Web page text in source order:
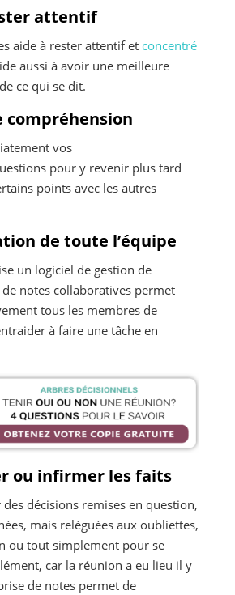
attentif
aide à rester attentif et concentré
aussi à avoir une meilleure
ce qui se dit.
compréhension
vos
pour y revenir plus tard
points avec les autres
de toute l’équipe
un logiciel de gestion de
notes collaboratives permet
tous les membres de
à faire une tâche en
ou infirmer les faits
décisions remises en question,
mais reléguées aux oubliettes,
ou tout simplement pour se
car la réunion a eu lieu il y
de notes permet de